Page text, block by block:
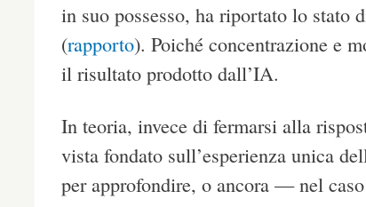
in suo possesso, ha riportato lo stato
(rapporto). Poiché concentrazione e
il risultato prodotto dall’IA.
In teoria, invece di fermarsi alla
vista fondato sull’esperienza unica
per approfondire, o ancora — nel